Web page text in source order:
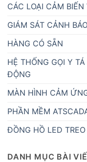
CÁC LOẠI CẢM
GIÁM SÁT CẢNH
HÀNG CÓ SẴN
HỆ THỐNG GỌI Y
ĐỘNG
MÀN HÌNH CẢM
PHẦN MỀM
ĐỒNG HỒ LED
DANH MỤC BÀI